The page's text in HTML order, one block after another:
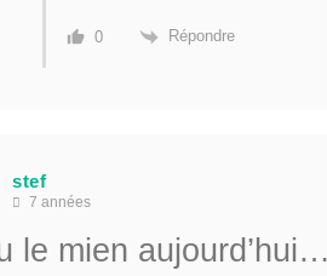
0 Répondre
stef
7 années
le mien